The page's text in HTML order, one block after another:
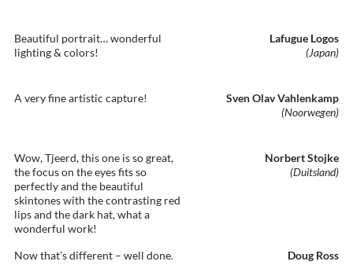
Beautiful portrait… wonderful
lighting & colors!
Lafugue Logos
(Japan)
A very fine artistic capture!
Sven Olav Vahlenkamp
(Noorwegen)
Wow, Tjeerd, this one is so great,
the focus on the eyes fits so
perfectly and the beautiful
skintones with the contrasting red
lips and the dark hat, what a
wonderful work!
Norbert Stojke
(Duitsland)
Now that’s different – well done.
Doug Ross